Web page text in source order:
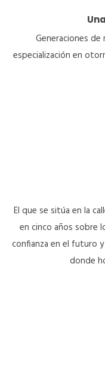
Generaciones de
especialización en
El que se sitúa en la
en cinco años sobre
confianza en el futuro
donde